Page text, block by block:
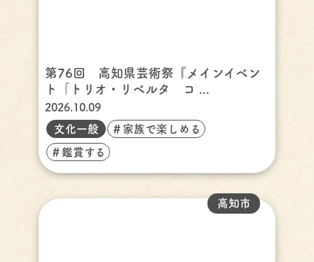
第76回 高知県芸術祭『メインイベン
ト「トリオ・リベルタ コ ...
2026.10.09
文化一般
＃家族で楽しめる
＃鑑賞する
高知市